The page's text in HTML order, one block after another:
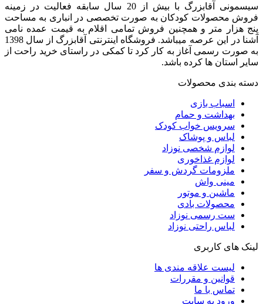
سیسمونی آقابزرگ با بیش از 20 سال سابقه فعالیت در زمینه
فروش محصولات کودکان به صورت تخصصی در انباری به مساحت
پنج هزار متر و همچنین فروش تمامی اقلام به قیمت عمده نامی
آشنا در این عرصه میباشد. فروشگاه اینترنتی آقابزرگ از سال 1398
به صورت رسمی آغاز به کار کرد تا کمکی در راستای خرید راحت از
سایر استان ها کرده باشد.
دسته بندی محصولات
اسباب بازی
بهداشت و حمام
سرویس خواب کودک
لباس و پوشاک
لوازم شخصی نوزاد
لوازم غذاخوری
ملزومات گردش و سفر
مینی واش
ماشین و موتور
محصولات بادی
ست رسمی نوزاد
لباس راحتی نوزاد
لینک های کاربری
لیست علاقه مندی ها
قوانین و مقررات
تماس با ما
ورود به سایت